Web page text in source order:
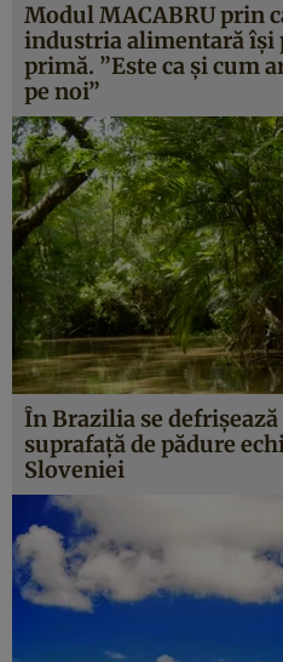
Modul MACABRU prin
industria alimentară îşi
primă. ”Este ca şi cum
pe noi”
În Brazilia se
suprafaţă de pădure
Sloveniei